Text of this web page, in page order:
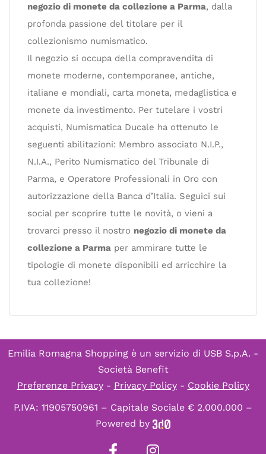
negozio di monete da collezione a Parma, dalla
profonda passione del titolare per il
collezionismo numismatico.
Il negozio si occupa della compravendita di
monete moderne, contemporanee, antiche,
italiane e mondiali, carta moneta, medaglistica e
monete da investimento. Per tutelare i vostri
acquisti, Numismatica Ducale ha ottenuto le
seguenti abilitazioni: Membro associato N.I.P.,
N.I.A., Perito Numismatico del Tribunale di
Parma, e Operatore Professionali in Oro con
autorizzazione della Banca d’Italia. Seguici sui
social per scoprire tutte le novità, o vieni a
trovarci presso il nostro negozio di monete da
collezione a Parma per ammirare tutte le
tipologie di monete disponibili ed arricchire la
tua collezione!
Emilia Romagna Shopping è un servizio di USB S.p.A. -
Società Benefit
Preferenze Privacy- Privacy Policy- Cookie Policy
P.IVA: 11905750961 – Capitale Sociale € 2.000.000 –
Powered by